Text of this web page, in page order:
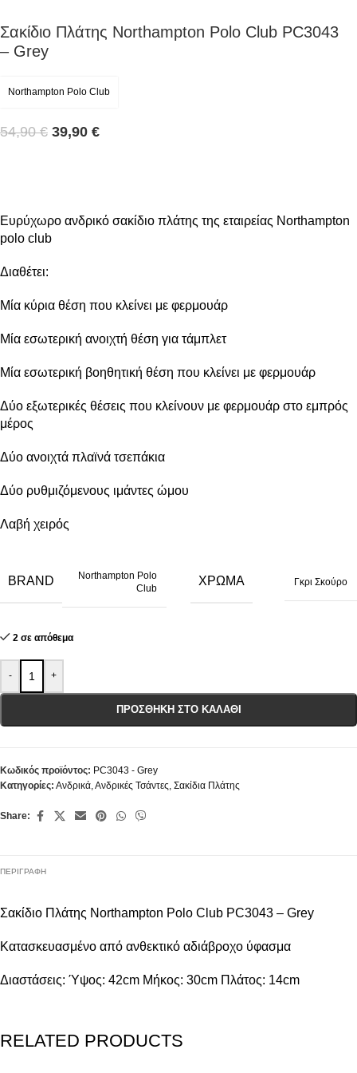
Σακίδιο Πλάτης Northampton Polo Club PC3043
– Grey
Northampton Polo Club
54,90€ 39,90 €
Ευρύχωρο ανδρικό σακίδιο πλάτης της εταιρείας Northampton
polo club
Διαθέτει:
Μία κύρια θέση που κλείνει με φερμουάρ
Μία εσωτερική ανοιχτή θέση για τάμπλετ
Μία εσωτερική βοηθητική θέση που κλείνει με φερμουάρ
Δύο εξωτερικές θέσεις που κλείνουν με φερμουάρ στο εμπρός
μέρος
Δύο ανοιχτά πλαϊνά τσεπάκια
Δύο ρυθμιζόμενους ιμάντες ώμου
Λαβή χειρός
BRAND
Northampton Polo
Club
ΧΡΏΜΑ Γκρι Σκούρο
2 σε απόθεμα
- +
ΠΡΟΣΘΉΚΗ ΣΤΟ ΚΑΛΆΘΙ
Κωδικός προϊόντος: PC3043 - Grey
Κατηγορίες: Ανδρικά Ανδρικές Τσάντες Σακίδια Πλάτης
Share:
ΠΕΡΙΓΡΑΦΉ
Σακίδιο Πλάτης Northampton Polo Club PC3043 – Grey
Κατασκευασμένο από ανθεκτικό αδιάβροχο ύφασμα
Διαστάσεις: Ύψος: 42cm Μήκος: 30cm Πλάτος: 14cm
RELATED PRODUCTS